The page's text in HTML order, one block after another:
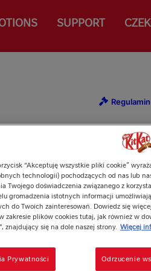
SUPPORT
“Akceptuję wszystkie pliki cookie”
technologii) pochodzących od nas lub
Twojego doświadczenia związanego z
gromadzenia istotnych informacji
do Twoich zainteresowań. Dowiedz się
zakresie plików cookies tutaj, jak również w
znajdujący się na dole naszej strony. Więcej
Prywatności Odrzucenie